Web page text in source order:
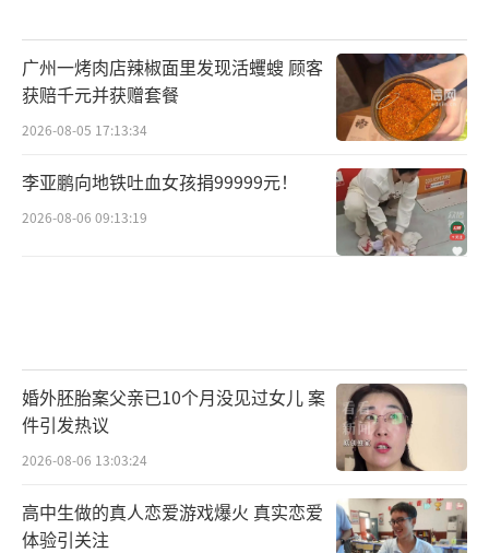
广州一烤肉店辣椒面里发现活蠼螋 顾客
获赔千元并获赠套餐
2026-08-05 17:13:34
李亚鹏向地铁吐血女孩捐99999元！
2026-08-06 09:13:19
婚外胚胎案父亲已10个月没见过女儿 案
件引发热议
2026-08-06 13:03:24
高中生做的真人恋爱游戏爆火 真实恋爱
体验引关注